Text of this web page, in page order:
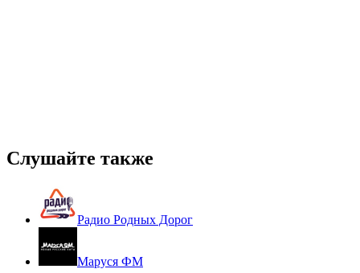
Слушайте также
Радио Родных Дорог
Маруся ФМ